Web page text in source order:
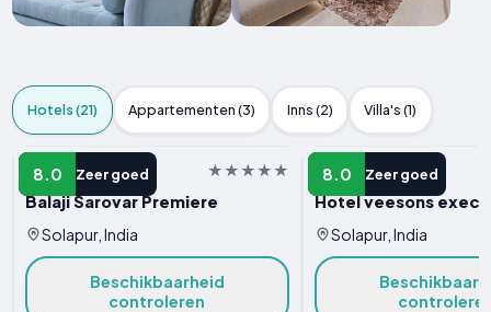
Hotels (21) Appartementen (3) Inns (2) Villa's (1)
8.0 Zeer goed
HOTEL
Balaji Sarovar Premiere
Solapur, India
Beschikbaarheid
controleren
8.0 Zeer goed
HOTEL
Hotel veesons
Solapur, India